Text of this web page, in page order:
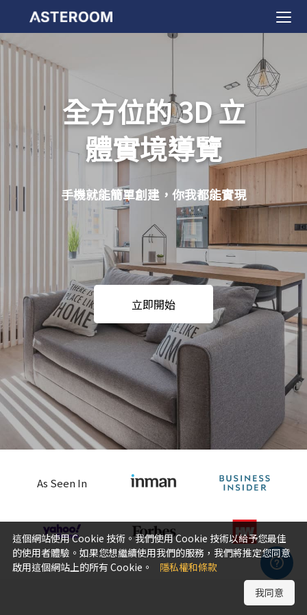
全方位的 3D 立
體實境導覽
手機就能簡單創建，你我都能實現
立即開始
As Seen In
這個網站使用 Cookie 技術。我們使用 Cookie 技術以給予您最佳
的使用者體驗。如果您想繼續使用我們的服務，我們將推定您同意
啟用這個網站上的所有 Cookie。
隱私權和條款
我同意